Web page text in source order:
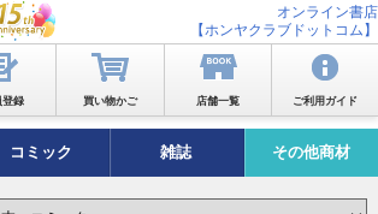
オンライン書店
【ホンヤクラブドットコム】
登録 買い物かご 店舗一覧 ご利用ガイド
コミック 雑誌 その他商材